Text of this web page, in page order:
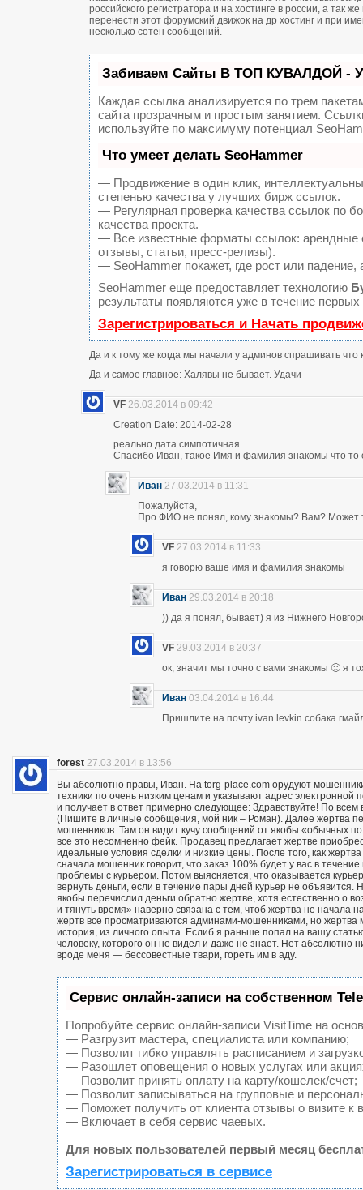
российского регистратора и на хостинге в россии, а
перенести этот форумский движок на др хостинг и при
несколько сотен сообщений.
Забиваем Сайты В ТОП КУВАЛДОЙ -
Каждая ссылка анализируется по трем
сайта прозрачным и простым занятием.
используйте по максимуму потенциал
Что умеет делать SeoHammer
— Продвижение в один клик,
степенью качества у лучших бирж ссылок.
— Регулярная проверка качества ссылок по
качества проекта.
— Все известные форматы ссылок: арендные
отзывы, статьи, пресс-релизы).
— SeoHammer покажет, где рост или
SeoHammer еще предоставляет технологию
результаты появляются уже в течение первых
Зарегистрироваться и Начать
Да и к тому же когда мы начали у админов спрашивать что
Да и самое главное: Халявы не бывает. Удачи
VF 26.03.2014 в 09:42
Creation Date: 2014-02-28
реально дата симпотичная.
Спасибо Иван, такое Имя и фамилия знакомы что то
Иван 27.03.2014 в 11:31
Пожалуйста,
Про ФИО не понял, кому знакомы? Вам? Может
VF 27.03.2014 в 11:33
я говорю ваше имя и фамилия знакомы
Иван 29.03.2014 в 20:18
)) да я понял, бывает) я из Нижнего
VF 29.03.2014 в 20:37
ок, значит мы точно с вами знакомы 🙂 я
Иван 03.04.2014 в 16:44
Пришлите на почту ivan.levkin собака
forest 27.03.2014 в 13:56
Вы абсолютно правы, Иван. На torg-place.com орудуют
техники по очень низким ценам и указывают адрес
и получает в ответ примерно следующее: Здравствуйте! По
(Пишите в личные сообщения, мой ник – Роман). Далее жертва
мошенников. Там он видит кучу сообщений от якобы «обычных
все это несомненно фейк. Продавец предлагает жертве
идеальные условия сделки и низкие цены. После того, как
сначала мошенник говорит, что заказ 100% будет у вас в
проблемы с курьером. Потом выясняется, что оказывается
вернуть деньги, если в течение пары дней курьер не
якобы перечислил деньги обратно жертве, хотя естественно о
и тянуть время» наверно связана с тем, чтоб жертва не начала
жертв все просматриваются админами-мошенниками, но жертва
история, из личного опыта. Еслиб я раньше попал на вашу
человеку, которого он не видел и даже не знает. Нет
вроде меня — бессовестные твари, гореть им в аду.
Сервис онлайн-записи на собственном
Попробуйте сервис онлайн-записи VisitTime на
— Разгрузит мастера, специалиста или компанию;
— Позволит гибко управлять расписанием и
— Разошлет оповещения о новых услугах или
— Позволит принять оплату на карту/кошелек/счет;
— Позволит записываться на групповые и
— Поможет получить от клиента отзывы о визите к
— Включает в себя сервис чаевых.
Для новых пользователей первый месяц
Зарегистрироваться в сервисе